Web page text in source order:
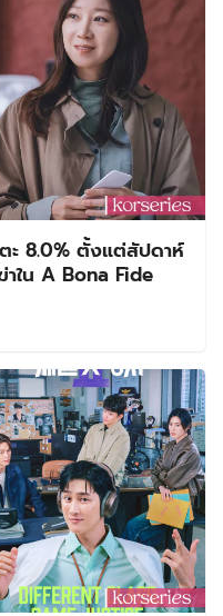
ะ 8.0% ตั้งแต่สัปดาห์
ใน A Bona Fide